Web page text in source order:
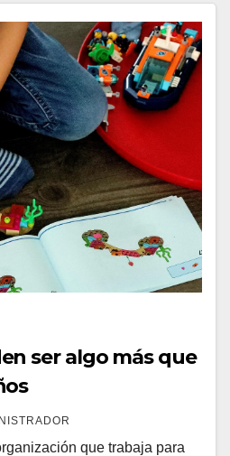
ser algo más que
que trabaja para